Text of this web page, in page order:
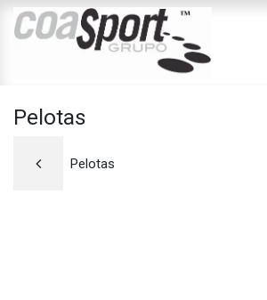
Ir al contenido
Pelotas
Pelotas